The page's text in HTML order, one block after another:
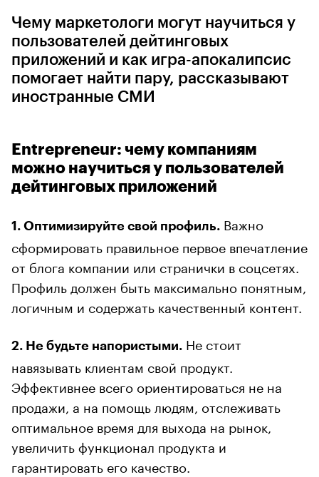
Чему маркетологи могут научиться у
пользователей дейтинговых
приложений и как игра-апокалипсис
помогает найти пару, рассказывают
иностранные СМИ
Entrepreneur: чему компаниям
можно научиться у пользователей
дейтинговых приложений
1. Оптимизируйте свой профиль. Важно
сформировать правильное первое впечатление
от блога компании или странички в соцсетях.
Профиль должен быть максимально понятным,
логичным и содержать качественный контент.
2. Не будьте напористыми. Не стоит
навязывать клиентам свой продукт.
Эффективнее всего ориентироваться не на
продажи, а на помощь людям, отслеживать
оптимальное время для выхода на рынок,
увеличить функционал продукта и
гарантировать его качество.